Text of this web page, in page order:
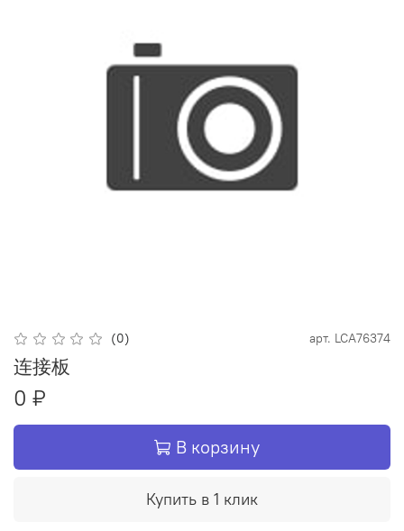
(0) арт. LCA76374
连接板
0 ₽
В корзину
Купить в 1 клик